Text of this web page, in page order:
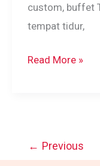
custom, buffet
tempat tidur,
Jasa
Read More »
← Previous